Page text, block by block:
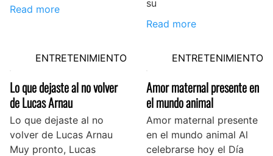
Read more
su
Read more
ENTRETENIMIENTO
Lo que dejaste al no volver
de Lucas Arnau
Lo que dejaste al no
volver de Lucas Arnau
Muy pronto, Lucas
ENTRETENIMIENTO
Amor maternal presente en
el mundo animal
Amor maternal presente
en el mundo animal Al
celebrarse hoy el Día